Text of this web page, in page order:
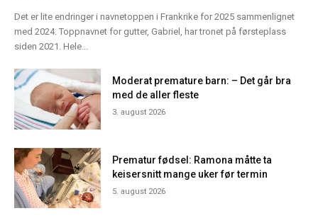
Det er lite endringer i navnetoppen i Frankrike for 2025 sammenlignet
med 2024. Toppnavnet for gutter, Gabriel, har tronet på førsteplass
siden 2021. Hele...
Moderat premature barn: – Det går bra
med de aller fleste
3. august 2026
Prematur fødsel: Ramona måtte ta
keisersnitt mange uker før termin
5. august 2026